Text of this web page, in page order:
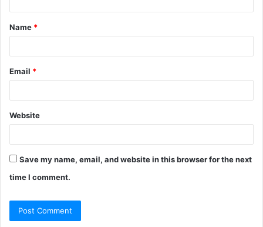
t
*
Name *
Email *
Website
Save my name, email, and website in this browser for the next
time I comment.